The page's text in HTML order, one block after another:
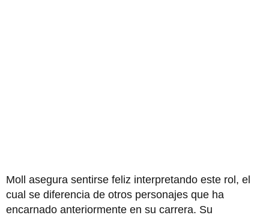
Moll asegura sentirse feliz interpretando este rol, el
cual se diferencia de otros personajes que ha
encarnado anteriormente en su carrera. Su